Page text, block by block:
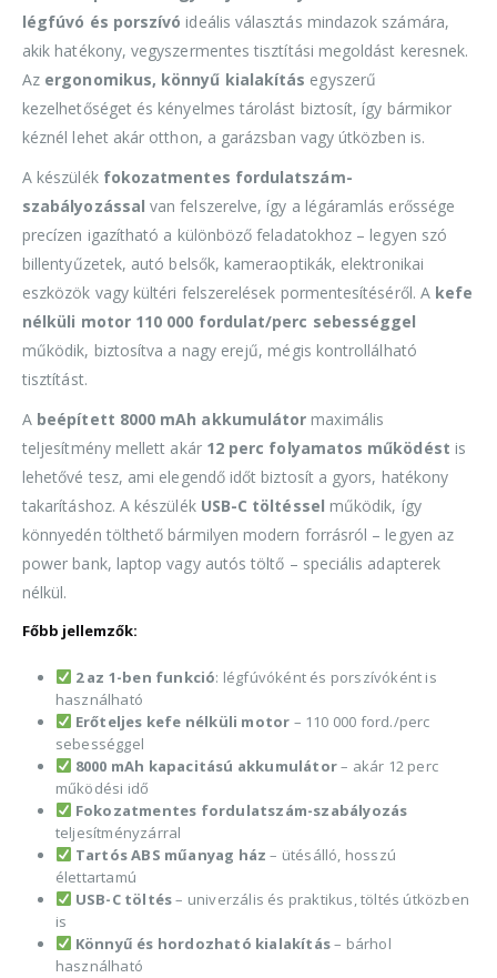
légfúvó és porszívó ideális választás mindazok számára,
akik hatékony, vegyszermentes tisztítási megoldást keresnek.
Az ergonomikus, könnyű kialakítás egyszerű
kezelhetőséget és kényelmes tárolást biztosít, így bármikor
kéznél lehet akár otthon, a garázsban vagy útközben is.
A készülék fokozatmentes fordulatszám-
szabályozással van felszerelve, így a légáramlás erőssége
precízen igazítható a különböző feladatokhoz – legyen szó
billentyűzetek, autó belsők, kameraoptikák, elektronikai
eszközök vagy kültéri felszerelések pormentesítéséről. A kefe
nélküli motor 110 000 fordulat/perc sebességgel
működik, biztosítva a nagy erejű, mégis kontrollálható
tisztítást.
A beépített 8000 mAh akkumulátor maximális
teljesítmény mellett akár 12 perc folyamatos működést is
lehetővé tesz, ami elegendő időt biztosít a gyors, hatékony
takarításhoz. A készülék USB-C töltéssel működik, így
könnyedén tölthető bármilyen modern forrásról – legyen az
power bank, laptop vagy autós töltő – speciális adapterek
nélkül.
Főbb jellemzők:
2 az 1-ben funkció: légfúvóként és porszívóként is
használható
Erőteljes kefe nélküli motor – 110 000 ford./perc
sebességgel
8000 mAh kapacitású akkumulátor– akár 12 perc
működési idő
Fokozatmentes fordulatszám-szabályozás
teljesítményzárral
Tartós ABS műanyag ház – ütésálló, hosszú
élettartamú
USB-C töltés– univerzális és praktikus, töltés útközben
is
Könnyű és hordozható kialakítás– bárhol
használható